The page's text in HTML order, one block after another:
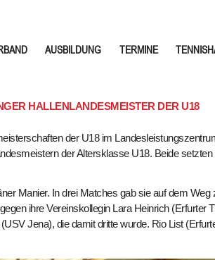
AUSBILDUNG TERMINE
HALLENLANDESMEISTER DER U18
der U18 im
der Altersklasse U18. Beide setzten
Manier. In drei Matches gab sie auf dem Weg
ihre Vereinskollegin Lara Heinrich (Erfurter
Jena), die damit dritte wurde. Rio List